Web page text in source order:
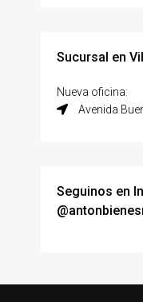
Sucursal en
Nueva oficina:
Avenida
Seguinos en